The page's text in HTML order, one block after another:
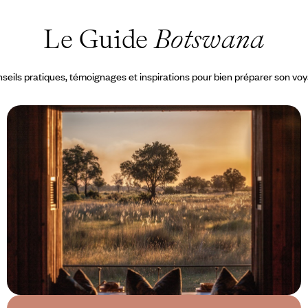
Le GuideBotswana
pratiques, témoignages et inspirations pour bien préparer son